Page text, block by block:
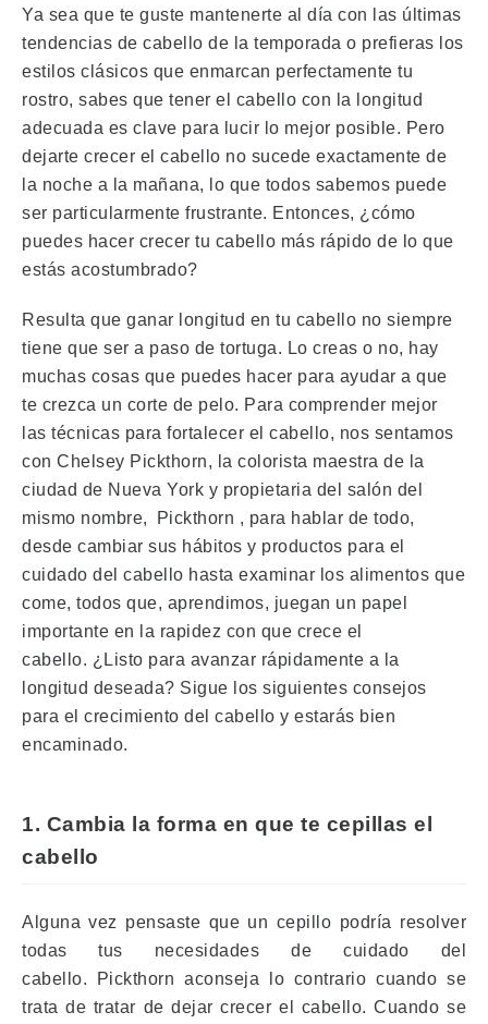
Ya sea que te guste mantenerte al día con las últimas
tendencias de cabello de la temporada o prefieras los
estilos clásicos que enmarcan perfectamente tu
rostro, sabes que tener el cabello con la longitud
adecuada es clave para lucir lo mejor posible. Pero
dejarte crecer el cabello no sucede exactamente de
la noche a la mañana, lo que todos sabemos puede
ser particularmente frustrante. Entonces, ¿cómo
puedes hacer crecer tu cabello más rápido de lo que
estás acostumbrado?
Resulta que ganar longitud en tu cabello no siempre
tiene que ser a paso de tortuga. Lo creas o no, hay
muchas cosas que puedes hacer para ayudar a que
te crezca un corte de pelo. Para comprender mejor
las técnicas para fortalecer el cabello, nos sentamos
con Chelsey Pickthorn, la colorista maestra de la
ciudad de Nueva York y propietaria del salón del
mismo nombre,
Pickthorn , para hablar de todo,
desde cambiar sus hábitos y productos para el
cuidado del cabello hasta examinar los alimentos que
come, todos que, aprendimos, juegan un papel
importante en la rapidez con que crece el
cabello. ¿Listo para avanzar rápidamente a la
longitud deseada? Sigue los siguientes consejos
para el crecimiento del cabello y estarás bien
encaminado.
1. Cambia la forma en que te cepillas el
cabello
Alguna vez pensaste que un cepillo podría resolver
todas tus necesidades de cuidado del
cabello.
Pickthorn aconseja lo contrario cuando se
trata de tratar de dejar crecer el cabello.Cuando se